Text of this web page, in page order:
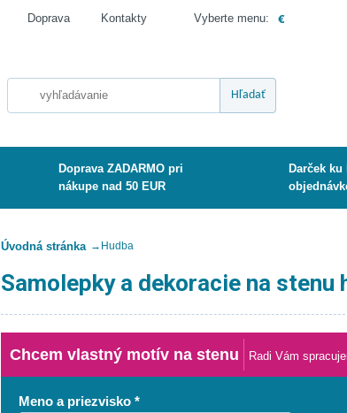
Doprava Kontakty
Hľadať
Doprava ZADARMO pri
nákupe nad 50 EUR
Darček ku
Vyberte menu: €
Úvodná stránka → Hudba
Samolepky a dekoracie na stenu
Chcem vlastný motív na stenu Radi Vám
Meno a priezvisko *